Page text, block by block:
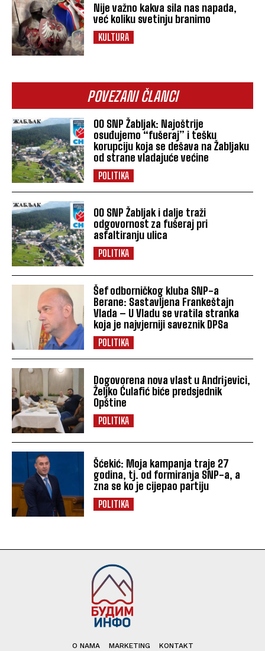
Nije važno kakva sila nas napada,
već koliku svetinju branimo
KULTURA
POVEZANI ČLANCI
OO SNP Žabljak: Najoštrije
osuđujemo “fušeraj” i tešku
korupciju koja se dešava na Žabljaku
od strane vladajuće većine
POLITIKA
OO SNP Žabljak i dalje traži
odgovornost za fušeraj pri
asfaltiranju ulica
POLITIKA
Šef odborničkog kluba SNP-a
Berane: Sastavljena Frankeštajn
Vlada – U Vladu se vratila stranka
koja je najvjerniji saveznik DPSa
POLITIKA
Dogovorena nova vlast u Andriјevici,
Željko Ćulafić biće predsjednik
Opštine
POLITIKA
Šćekić: Moja kampanja traje 27
godina, tj. od formiranja SNP-a, a
zna se ko je cijepao partiju
POLITIKA
O NAMA MARKETING KONTAKT